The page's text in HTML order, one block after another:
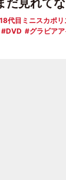
見れてな
18代目ミニスカポリ
DVD グラビア